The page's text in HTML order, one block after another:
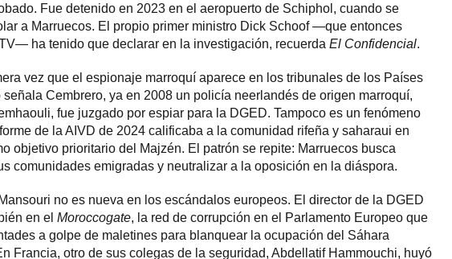
Fue detenido en 2023 en el aeropuerto de Schiphol, cuando se
a Marruecos. El propio primer ministro Dick Schoof —que entonces
ha tenido que declarar en la investigación, recuerda El Confidencial.
vez que el espionaje marroquí aparece en los tribunales de los Países
señala Cembrero, ya en 2008 un policía neerlandés de origen marroquí,
fue juzgado por espiar para la DGED. Tampoco es un fenómeno
de la AIVD de 2024 calificaba a la comunidad rifeña y saharaui en
objetivo prioritario del Majzén. El patrón se repite: Marruecos busca
comunidades emigradas y neutralizar a la oposición en la diáspora.
no es nueva en los escándalos europeos. El director de la DGED
en el Moroccogate, la red de corrupción en el Parlamento Europeo que
a golpe de maletines para blanquear la ocupación del Sáhara
Francia, otro de sus colegas de la seguridad, Abdellatif Hammouchi, huyó